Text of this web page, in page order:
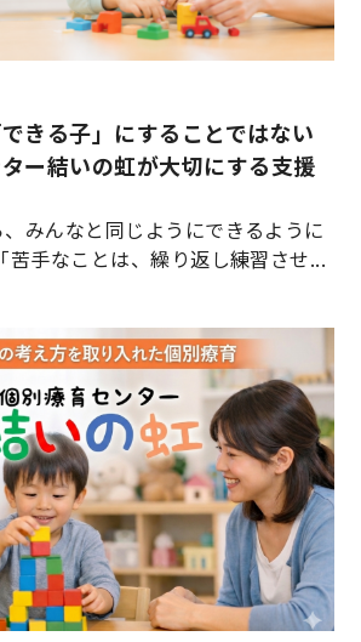
きる子」にすることではない
ー結いの虹が大切にする支援
、みんなと同じようにできるように
苦手なことは、繰り返し練習させ...